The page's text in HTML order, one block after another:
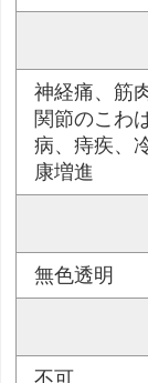
神経痛、筋
関節のこわ
病、痔疾、
康増進
無色透明